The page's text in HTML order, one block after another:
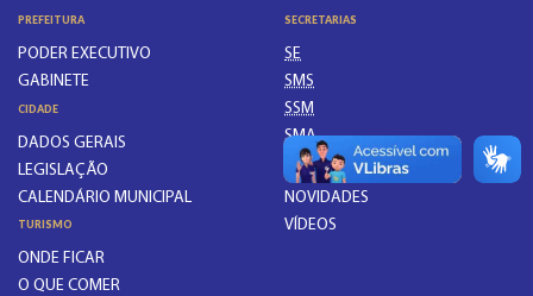
PREFEITURA
PODER EXECUTIVO
GABINETE
CIDADE
DADOS GERAIS
LEGISLAÇÃO
CALENDÁRIO MUNICIPAL
TURISMO
ONDE FICAR
O QUE COMER
SECRETARIAS
SE
SMS
SSM
SMA
ATUALIZE-SE
NOVIDADES
VÍDEOS